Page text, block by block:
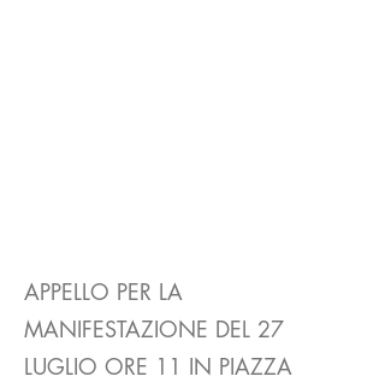
APPELLO PER LA
MANIFESTAZIONE DEL 27
LUGLIO ORE 11 IN PIAZZA